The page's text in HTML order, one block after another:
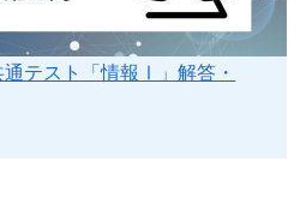
テスト「情報Ⅰ」解答・